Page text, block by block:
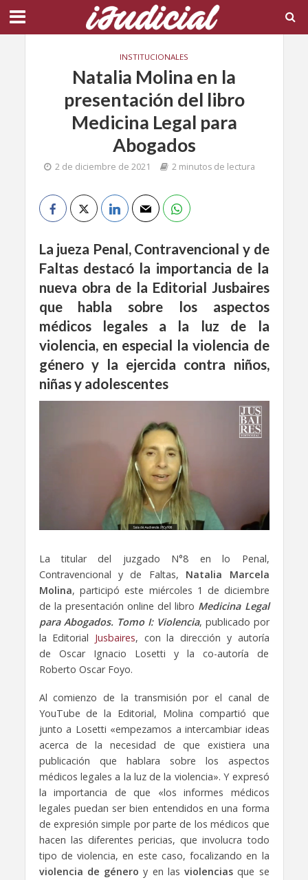
INSTITUCIONALES
Natalia Molina en la
presentación del libro
Medicina Legal para
Abogados
2 de diciembre de 2021 2 minutos de lectura
La jueza Penal, Contravencional y de
Faltas destacó la importancia de la
nueva obra de la Editorial Jusbaires
que habla sobre los aspectos
médicos legales a la luz de la
violencia, en especial la violencia de
género y la ejercida contra niños,
niñas y adolescentes
La titular del juzgado N°8 en lo Penal,
Contravencional y de Faltas, Natalia Marcela
Molina, participó este miércoles 1 de diciembre
de la presentación online del libro Medicina Legal
para Abogados. Tomo I: Violencia, publicado por
la Editorial Jusbaires, con la dirección y autoría
de Oscar Ignacio Losetti y la co-autoría de
Roberto Oscar Foyo.
Al comienzo de la transmisión por el canal de
YouTube de la Editorial, Molina compartió que
junto a Losetti «empezamos a intercambiar ideas
acerca de la necesidad de que existiera una
publicación que hablara sobre los aspectos
médicos legales a la luz de la violencia». Y expresó
la importancia de que «los informes médicos
legales puedan ser bien entendidos en una forma
de expresión simple por parte de los médicos que
hacen las diferentes pericias, que involucra todo
tipo de violencia, en este caso, focalizando en la
violencia de género y en las violencias que se